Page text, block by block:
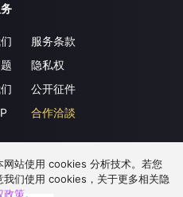
服务条款
隐私权
公开征件
合作洽談
网站使用 cookies 分析技术。若您
们使用 cookies，关于更多相关隐
政策。